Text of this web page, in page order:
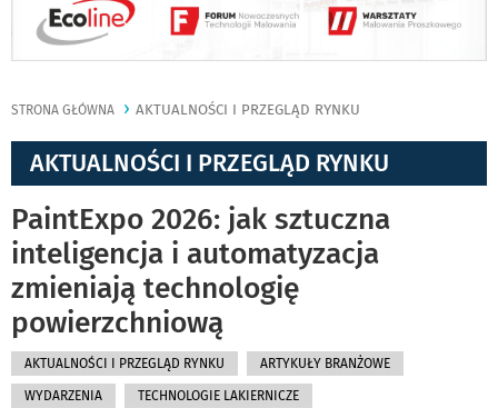
STRONA GŁÓWNA AKTUALNOŚCI I PRZEGLĄD RYNKU
AKTUALNOŚCI I PRZEGLĄD RYNKU
PaintExpo 2026: jak sztuczna
inteligencja i automatyzacja
zmieniają technologię
powierzchniową
AKTUALNOŚCI I PRZEGLĄD RYNKU ARTYKUŁY BRANŻOWE
WYDARZENIA
TECHNOLOGIE LAKIERNICZE